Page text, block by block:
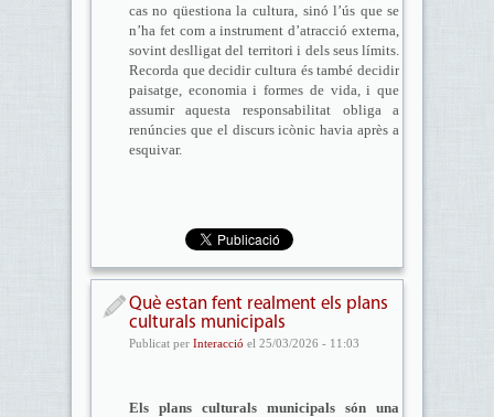
cas no qüestiona la cultura, sinó l’ús que se
n’ha fet com a instrument d’atracció externa,
sovint deslligat del territori i dels seus límits.
Recorda que decidir cultura és també decidir
paisatge, economia i formes de vida, i que
assumir aquesta responsabilitat obliga a
renúncies que el discurs icònic havia après a
esquivar.
Què estan fent realment els plans
culturals municipals
Publicat per Interacció el 25/03/2026 - 11:03
Els plans culturals municipals són una